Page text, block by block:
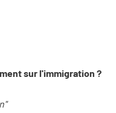
sur l'immigration ?